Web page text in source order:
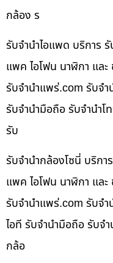
กล้อง ร
รับจำนำไอแพด บริการ
แพค ไอโฟน นาฬิกา แล
รับจํานําแพร่.com รับจำ
รับจำนำมือถือ รับจำนำ
รับ
รับจำนำกล้องโซนี่ บริกา
แพค ไอโฟน นาฬิกา แล
รับจํานําแพร่.com รับจำ
ไอที รับจำนำมือถือ รับจ
กล้อ